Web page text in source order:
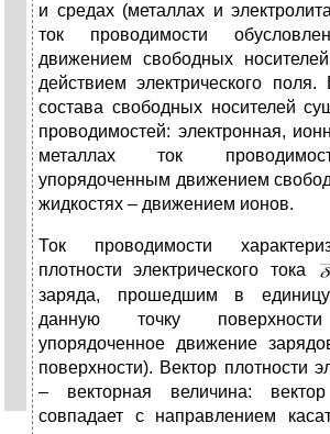
и средах (металлах и
ток проводимости
движением свободных
действием электрического
состава свободных носителей
проводимостей: электронная,
металлах ток
упорядоченным движением
жидкостях – движением ионов.
Ток проводимости
плотности электрического тока
заряда, прошедшим в
данную точку поверхности
упорядоченное движение
поверхности). Вектор плотности
– векторная величина:
совпадает с направлением